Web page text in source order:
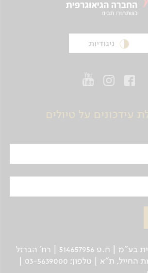
ניגודיות
עידכונים על טיולים
החברה הגיאוגרפית בע"מ | ח.פ 514657956 | רח’ הברזל
21 א', קומה 2, רמת החייל, ת“א | טלפון: 03-5639000 |